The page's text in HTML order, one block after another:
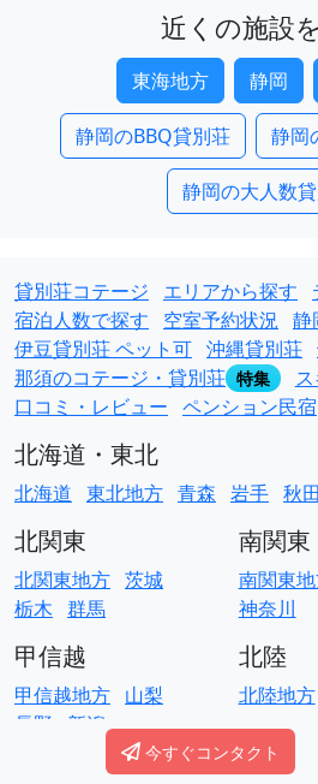
今すぐコンタクト
近くの施設
東海地方 静岡
静岡のBBQ貸別荘 静岡
静岡の大人数
貸別荘コテージ エリアから探す
宿泊人数で探す
空室予約状況 静
伊豆貸別荘 ペット可 沖縄貸別荘
那須のコテージ・貸別荘 特集
口コミ・レビュー ペンション民宿
北海道・東北
北海道 東北地方 青森 岩手 秋田
北関東
北関東地方 茨城
栃木 群馬
南関東
南関東
神奈川
甲信越
甲信越地方 山梨
長野
新潟
北陸
北陸地方